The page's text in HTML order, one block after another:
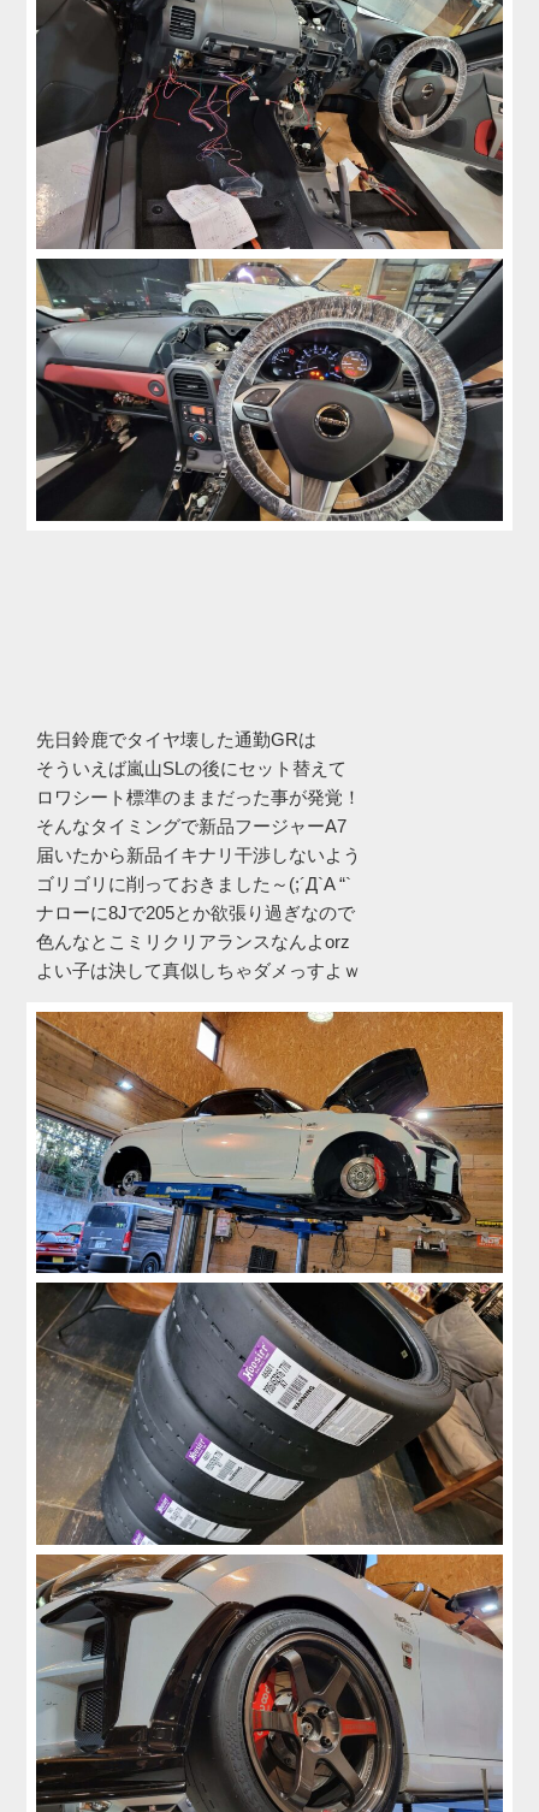
先日鈴鹿でタイヤ壊した通勤GRは
そういえば嵐山SLの後にセット替えて
ロワシート標準のままだった事が発覚！
そんなタイミングで新品フージャーA7
届いたから新品イキナリ干渉しないよう
ゴリゴリに削っておきました～(;´Д`A “`
ナローに8Jで205とか欲張り過ぎなので
色んなとこミリクリアランスなんよorz
よい子は決して真似しちゃダメっすよｗ